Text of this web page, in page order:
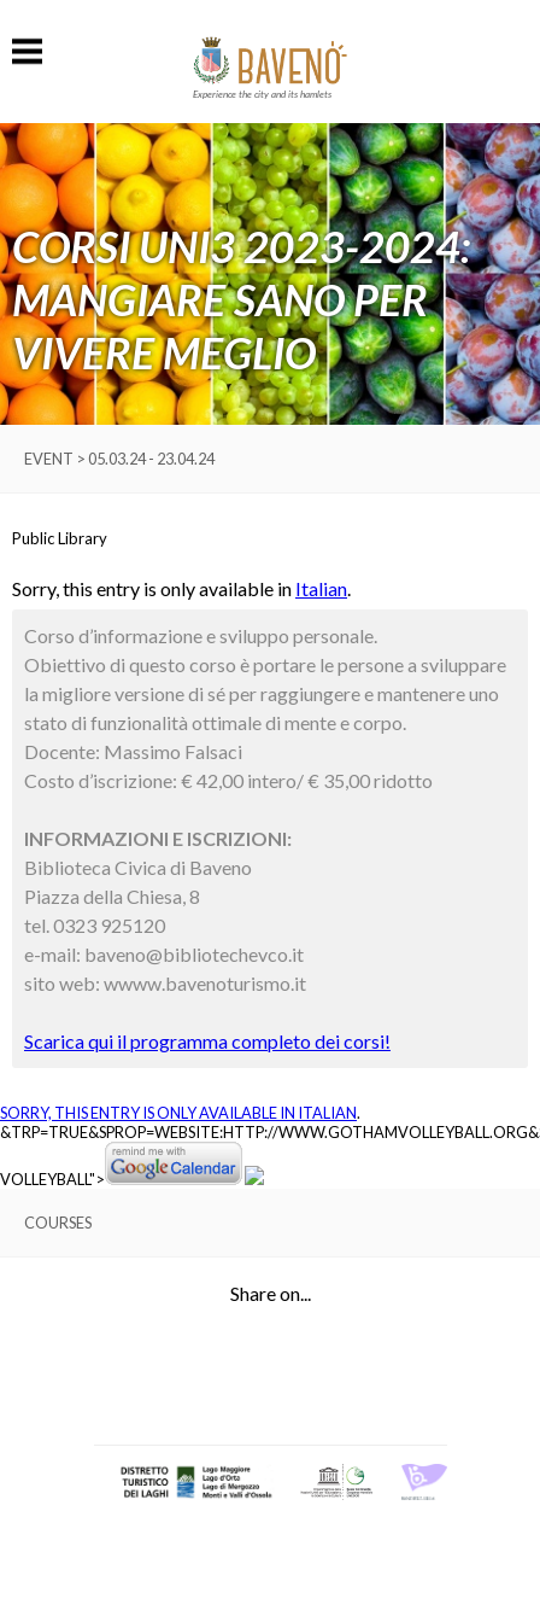
Experience the city and its hamlets
CORSI UNI3 2023-2024:
MANGIARE SANO PER
VIVERE MEGLIO
EVENT > 05.03.24 - 23.04.24
Public Library
Sorry, this entry is only available in Italian.
Corso d’informazione e sviluppo personale.
Obiettivo di questo corso è portare le persone a sviluppare
la migliore versione di sé per raggiungere e mantenere uno
stato di funzionalità ottimale di mente e corpo.
Docente: Massimo Falsaci
Costo d’iscrizione: € 42,00 intero/ € 35,00 ridotto
INFORMAZIONI E ISCRIZIONI:
Biblioteca Civica di Baveno
Piazza della Chiesa, 8
tel. 0323 925120
e-mail: baveno@bibliotechevco.it
sito web: wwww.bavenoturismo.it
Scarica qui il programma completo dei corsi!
SORRY, THIS ENTRY IS ONLY AVAILABLE IN ITALIAN.
&TRP=TRUE&SPROP=WEBSITE:HTTP://
VOLLEYBALL">
COURSES
Share on...